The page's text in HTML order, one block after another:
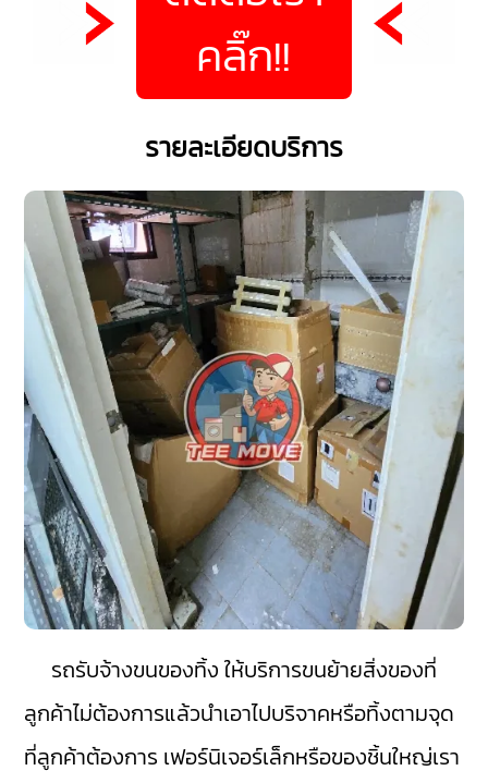
คลิ๊ก!!
รายละเอียดบริการ
รถรับจ้างขนของทิ้ง ให้บริการขนย้ายสิ่งของที่
ลูกค้าไม่ต้องการแล้วนำเอาไปบริจาคหรือทิ้งตามจุด
ที่ลูกค้าต้องการ เฟอร์นิเจอร์เล็กหรือของชิ้นใหญ่เรา